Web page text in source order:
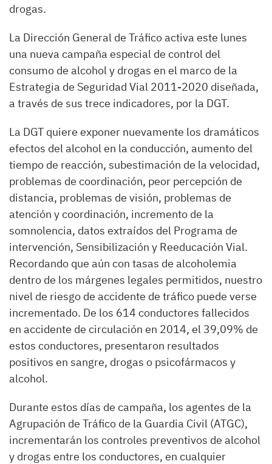
drogas.
La Dirección General de Tráfico activa este lunes
una nueva campaña especial de control del
consumo de alcohol y drogas en el marco de la
Estrategia de Seguridad Vial 2011-2020 diseñada,
a través de sus trece indicadores, por la DGT.
La DGT quiere exponer nuevamente los dramáticos
efectos del alcohol en la conducción, aumento del
tiempo de reacción, subestimación de la velocidad,
problemas de coordinación, peor percepción de
distancia, problemas de visión, problemas de
atención y coordinación, incremento de la
somnolencia, datos extraídos del Programa de
intervención, Sensibilización y Reeducación Vial.
Recordando que aún con tasas de alcoholemia
dentro de los márgenes legales permitidos, nuestro
nivel de riesgo de accidente de tráfico puede verse
incrementado. De los 614 conductores fallecidos
en accidente de circulación en 2014, el 39,09% de
estos conductores, presentaron resultados
positivos en sangre, drogas o psicofármacos y
alcohol.
Durante estos días de campaña, los agentes de la
Agrupación de Tráfico de la Guardia Civil (ATGC),
incrementarán los controles preventivos de alcohol
y drogas entre los conductores, en cualquier